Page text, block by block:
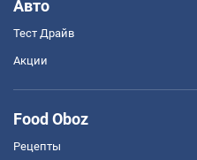
Авто
Тест Драйв
Акции
Food Oboz
Рецепты